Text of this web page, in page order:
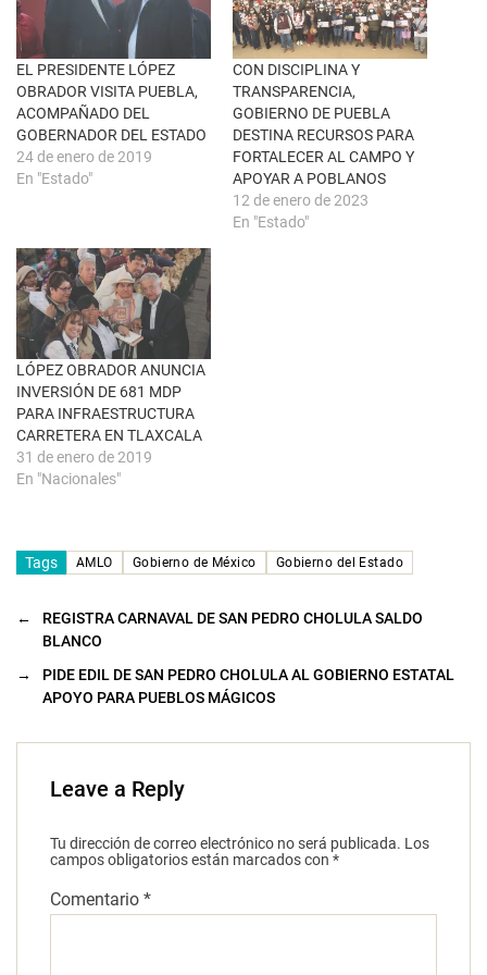
e
n
t
a
n
a
n
u
e
v
e
o
k
(
S
e
a
b
r
v
e
n
t
a
n
a
n
u
e
v
a
)
EL PRESIDENTE LÓPEZ
OBRADOR VISITA PUEBLA,
ACOMPAÑADO DEL
GOBERNADOR DEL ESTADO
24 de enero de 2019
En "Estado"
CON DISCIPLINA Y
TRANSPARENCIA,
GOBIERNO DE PUEBLA
DESTINA RECURSOS PARA
FORTALECER AL CAMPO Y
APOYAR A POBLANOS
12 de enero de 2023
En "Estado"
LÓPEZ OBRADOR ANUNCIA
INVERSIÓN DE 681 MDP
PARA INFRAESTRUCTURA
CARRETERA EN TLAXCALA
31 de enero de 2019
En "Nacionales"
Tags AMLO Gobierno de México Gobierno del Estado
←
REGISTRA CARNAVAL DE SAN PEDRO CHOLULA SALDO
BLANCO
→
PIDE EDIL DE SAN PEDRO CHOLULA AL GOBIERNO ESTATAL
APOYO PARA PUEBLOS MÁGICOS
Leave a Reply
Tu dirección de correo electrónico no será publicada. Los
campos obligatorios están marcados con *
Comentario *